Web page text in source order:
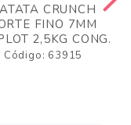
CRUNCH
FINO 7MM
2,5KG CONG.
Código: 63915